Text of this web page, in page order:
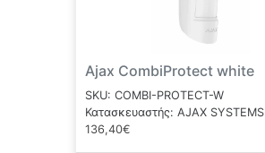
Ajax CombiProtect white
SKU: COMBI-PROTECT-W
Κατασκευαστής: AJAX SYSTEMS
136,40€